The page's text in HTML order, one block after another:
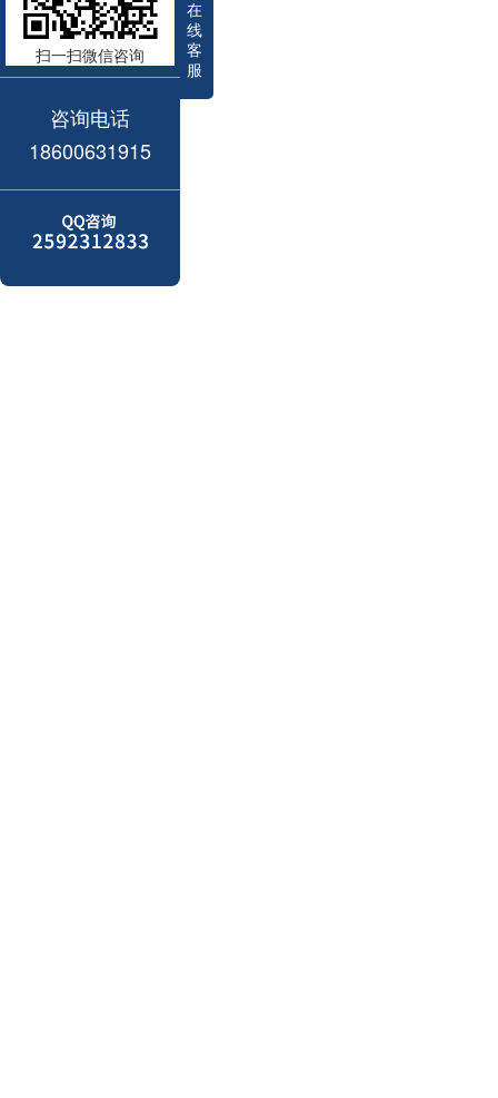
在
线
客
服
扫一扫微信咨询
咨询电话
18600631915